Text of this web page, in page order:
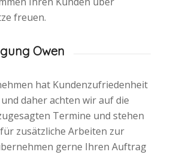
freuen.
Owen
hat Kundenzufriedenheit
daher achten wir auf die
Termine und stehen
zusätzliche Arbeiten zur
gerne Ihren Auftrag